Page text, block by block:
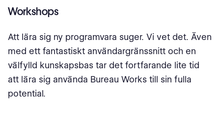
Workshops
Att lära sig ny programvara suger. Vi vet det. Även
med ett fantastiskt användargränssnitt och en
välfylld kunskapsbas tar det fortfarande lite tid
att lära sig använda Bureau Works till sin fulla
potential.